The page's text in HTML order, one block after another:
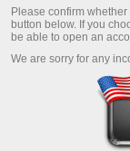
Ekaterina Stikhina
Please confirm
button below. If you
be able to open an
We are sorry for any